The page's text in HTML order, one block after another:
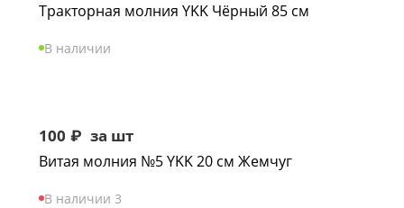
Тракторная молния YKK Чёрный 85 см
В наличии
100 ₽ за шт
Витая молния №5 YKK 20 см Жемчуг
В наличии 3